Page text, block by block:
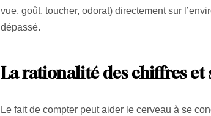
vue, goût, toucher, odorat) directement sur
dépassé.
La rationalité des chiffres
Le fait de compter peut aider le cerveau à se